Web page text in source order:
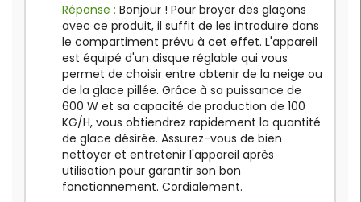
Réponse : Bonjour ! Pour broyer des glaçons
avec ce produit, il suffit de les introduire dans
le compartiment prévu à cet effet. L'appareil
est équipé d'un disque réglable qui vous
permet de choisir entre obtenir de la neige ou
de la glace pillée. Grâce à sa puissance de
600 W et sa capacité de production de 100
KG/H, vous obtiendrez rapidement la quantité
de glace désirée. Assurez-vous de bien
nettoyer et entretenir l'appareil après
utilisation pour garantir son bon
fonctionnement. Cordialement.